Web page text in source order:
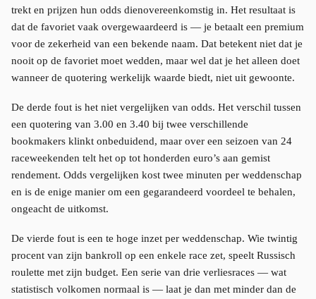
trekt en prijzen hun odds dienovereenkomstig in. Het resultaat is
dat de favoriet vaak overgewaardeerd is — je betaalt een premium
voor de zekerheid van een bekende naam. Dat betekent niet dat je
nooit op de favoriet moet wedden, maar wel dat je het alleen doet
wanneer de quotering werkelijk waarde biedt, niet uit gewoonte.
De derde fout is het niet vergelijken van odds. Het verschil tussen
een quotering van 3.00 en 3.40 bij twee verschillende
bookmakers klinkt onbeduidend, maar over een seizoen van 24
raceweekenden telt het op tot honderden euro’s aan gemist
rendement. Odds vergelijken kost twee minuten per weddenschap
en is de enige manier om een gegarandeerd voordeel te behalen,
ongeacht de uitkomst.
De vierde fout is een te hoge inzet per weddenschap. Wie twintig
procent van zijn bankroll op een enkele race zet, speelt Russisch
roulette met zijn budget. Een serie van drie verliesraces — wat
statistisch volkomen normaal is — laat je dan met minder dan de